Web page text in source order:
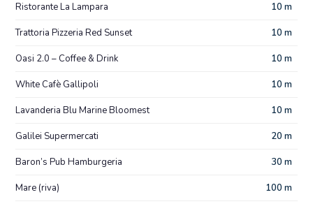
Ristorante La Lampara 10 m
Trattoria Pizzeria Red Sunset 10 m
Oasi 2.0 – Coffee & Drink 10 m
White Cafè Gallipoli 10 m
Lavanderia Blu Marine Bloomest 10 m
Galilei Supermercati 20 m
Baron’s Pub Hamburgeria 30 m
Mare (riva) 100 m